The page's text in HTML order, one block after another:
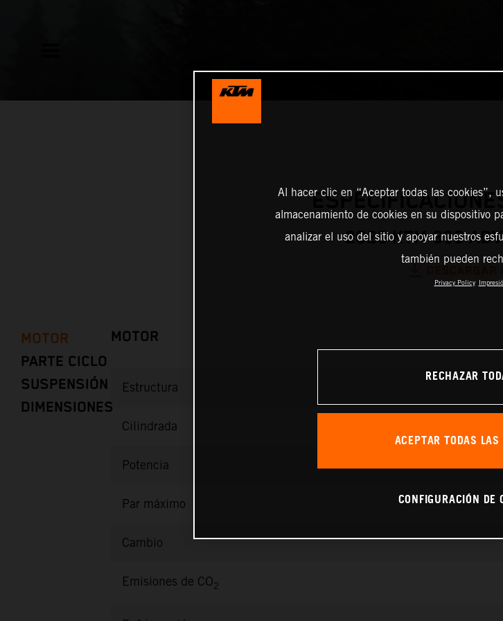
2026 KTM 390
MOTOR
PARTE CICLO
SUSPENSIÓN
DIMENSIONES
MOTOR
Estructura
Cilindrada
Potencia
Par máximo
Cambio
Emisiones de CO2
Al hacer clic en “Aceptar todas las cookies”,
almacenamiento de cookies en su dispositivo
analizar el uso del sitio y apoyar nuestros
también pueden
Privacy Policy
RECHAZAR
ACEPTAR TODAS LAS
CONFIGURACIÓN DE